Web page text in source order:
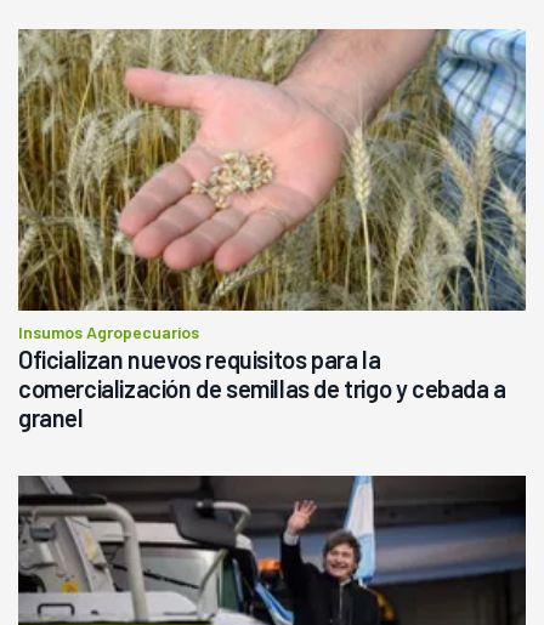
Insumos Agropecuarios
Oficializan nuevos requisitos para la
comercialización de semillas de trigo y cebada a
granel